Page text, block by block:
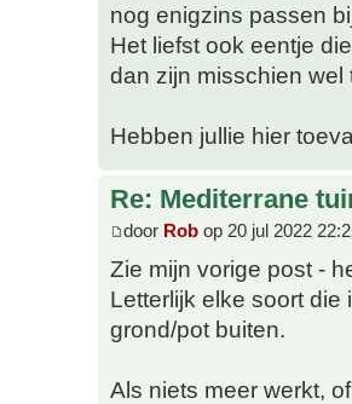
nog enigzins passen
Het liefst ook eentje
dan zijn misschien
Hebben jullie hier
Re: Mediterrane
door Rob op 20 jul 2022
Zie mijn vorige post -
Letterlijk elke soort
grond/pot buiten.
Als niets meer werkt,